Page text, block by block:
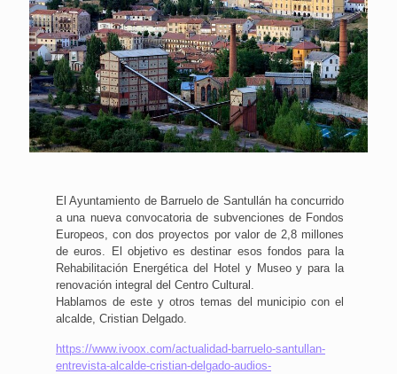
El Ayuntamiento de Barruelo de Santullán ha concurrido
a una nueva convocatoria de subvenciones de Fondos
Europeos, con dos proyectos por valor de 2,8 millones
de euros. El objetivo es destinar esos fondos para la
Rehabilitación Energética del Hotel y Museo y para la
renovación integral del Centro Cultural.
Hablamos de este y otros temas del municipio con el
alcalde, Cristian Delgado.
https://www.ivoox.com/actualidad-barruelo-santullan-
entrevista-alcalde-cristian-delgado-audios-